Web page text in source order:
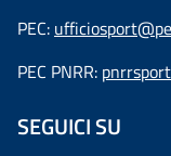
PEC:
PEC PNRR:
SEGUICI SU